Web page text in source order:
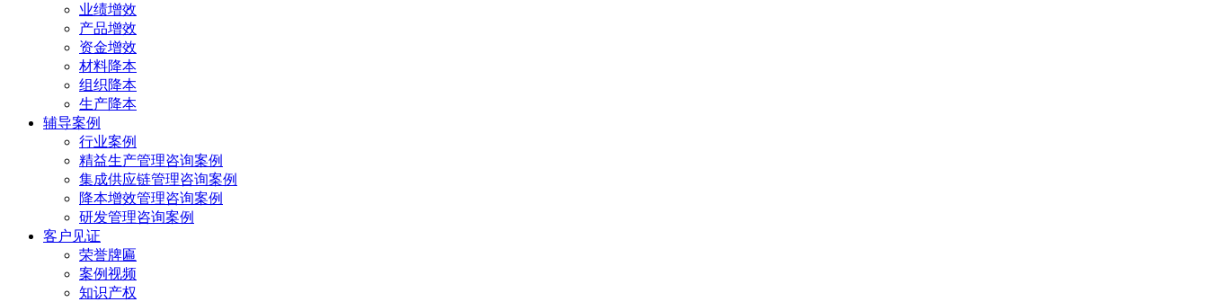
业绩增效
产品增效
资金增效
材料降本
组织降本
生产降本
辅导案例
行业案例
精益生产管理咨询案例
集成供应链管理咨询案例
降本增效管理咨询案例
研发管理咨询案例
客户见证
荣誉牌匾
案例视频
知识产权